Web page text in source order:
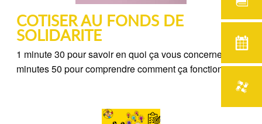
COTISER AU FONDS DE
SOLIDARITE
1 minute 30 pour savoir en quoi ça vous concerne ; 2
minutes 50 pour comprendre comment ça fonctionne.